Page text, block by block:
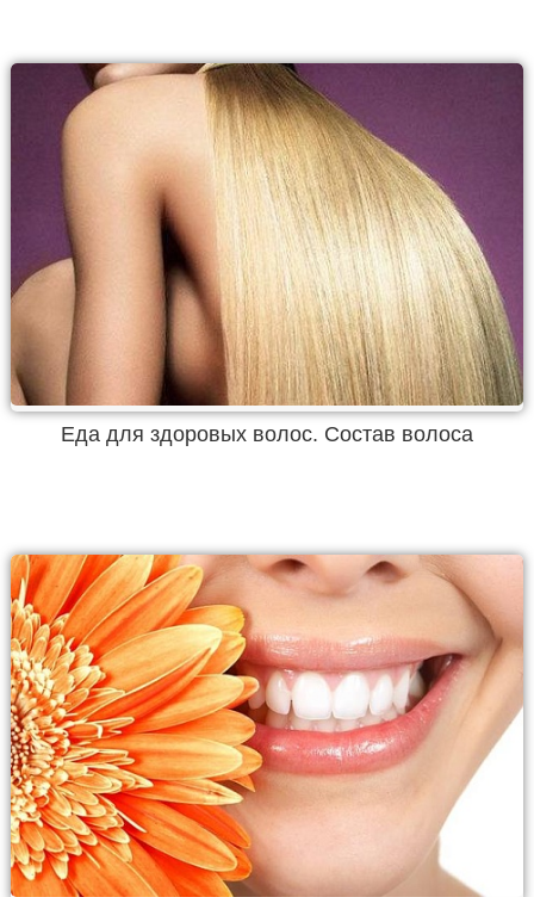
Еда для здоровых волос. Состав волоса